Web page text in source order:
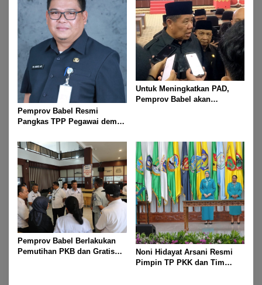
Pemprov Babel Resmi
Pangkas TPP Pegawai demi
Prioritas Program Masyarakat
Untuk Meningkatkan PAD,
Pemprov Babel akan
Pemprov Babel Berlakukan
Pemutihan PKB dan Gratis
Noni Hidayat Arsani Resmi
Pimpin TP PKK dan Tim